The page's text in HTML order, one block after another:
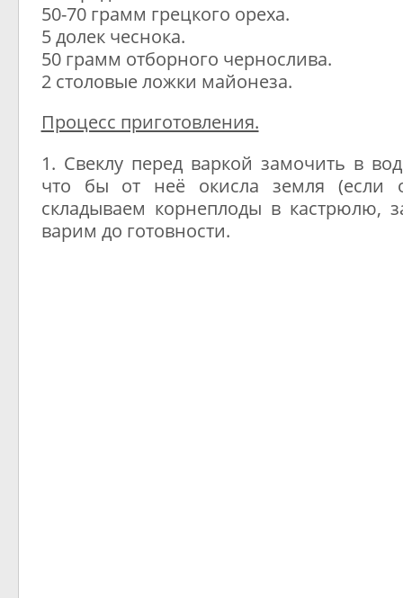
50-70 грамм грецкого ореха.
5 долек чеснока.
50 грамм отборного чернослива.
2 столовые ложки майонеза.
Процесс приготовления.
1. Свеклу перед варкой замочить в
что бы от неё окисла земля (если
складываем корнеплоды в кастрюлю,
варим до готовности.